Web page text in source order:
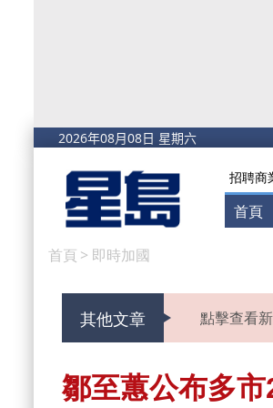
招聘商
首頁
首頁 > 即時加國
其他文章 點擊查看
鄒至蕙公布多